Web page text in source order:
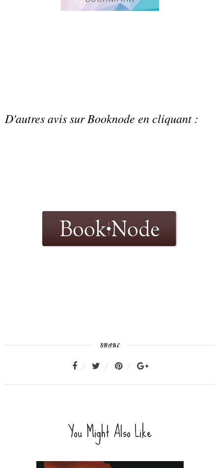
D'autres avis sur Booknode en cliquant :
SHARE
You Might Also Like